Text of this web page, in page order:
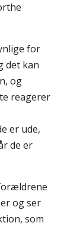
for
det kan
og
reagerer
er ude,
de er
og ser
som